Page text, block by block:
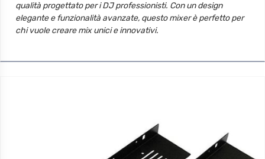
qualità progettato per i DJ professionisti. Con un design
elegante e funzionalità avanzate, questo mixer è perfetto per
chi vuole creare mix unici e innovativi.